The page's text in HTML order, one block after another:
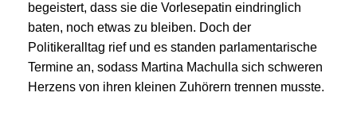
begeistert, dass sie die Vorlesepatin eindringlich
baten, noch etwas zu bleiben. Doch der
Politikeralltag rief und es standen parlamentarische
Termine an, sodass Martina Machulla sich schweren
Herzens von ihren kleinen Zuhörern trennen musste.